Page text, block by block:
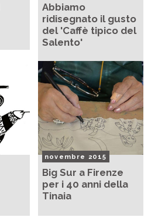
Abbiamo
ridisegnato il gusto
del 'Caffè tipico del
Salento'
novembre 2015
Big Sur a Firenze
per i 40 anni della
Tinaia